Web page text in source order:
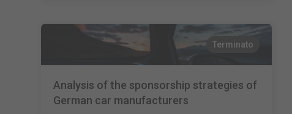
Terminato
Analysis of the sponsorship strategies of
German car manufacturers